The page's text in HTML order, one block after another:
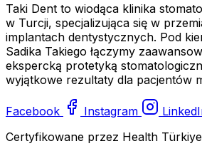
Taki Dent to wiodąca klinika
w Turcji, specjalizująca się w
implantach dentystycznych. Pod
Sadika Takiego łączymy
ekspercką protetyką
wyjątkowe rezultaty dla pacjentów
Facebook Instagram
Certyfikowane przez Health Türkiye